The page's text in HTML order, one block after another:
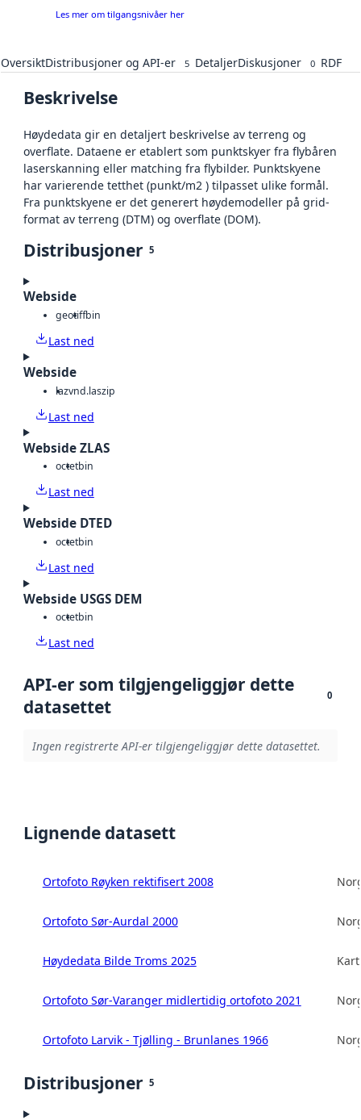
Les mer om tilgangsnivåer her
OversiktDistribusjoner og API-er 5 DetaljerDiskusjoner 0 RDF
Beskrivelse
Høydedata gir en detaljert beskrivelse av terreng og
overflate. Dataene er etablert som punktskyer fra flybåren
laserskanning eller matching fra flybilder. Punktskyene
har varierende tetthet (punkt/m2 ) tilpasset ulike formål.
Fra punktskyene er det generert høydemodeller på grid-
format av terreng (DTM) og overflate (DOM).
Distribusjoner 5
Webside
geotiffbin
Last ned
Webside
lazvnd.laszip
Last ned
Webside ZLAS
octetbin
Last ned
Webside DTED
octetbin
Last ned
Webside USGS DEM
octetbin
Last ned
API-er som tilgjengeliggjør dette
datasettet
0
Ingen registrerte API-er tilgjengeliggjør dette datasettet.
Lignende datasett
Ortofoto Røyken rektifisert 2008
Ortofoto Sør-Aurdal 2000
Høydedata Bilde Troms 2025
Ortofoto Sør-Varanger midlertidig ortofoto 2021
Ortofoto Larvik - Tjølling - Brunlanes 1966
Distribusjoner 5